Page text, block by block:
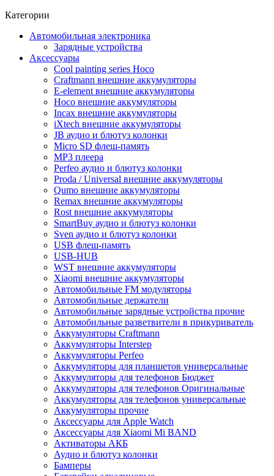
Категории
Автомобильная электроника
Зарядные устройства
Аксессуары
Cool painting series Hoco
Craftmann внешние аккумуляторы
E-element внешние аккумуляторы
Hoco внешние аккумуляторы
Incax внешние аккумуляторы
iXtech внешние аккумуляторы
JB аудио и блютуз колонки
Micro SD флеш-память
MP3 плеера
Perfeo аудио и блютуз колонки
Proda / Universal внешние аккумуляторы
Qumo внешние аккумуляторы
Remax внешние аккумуляторы
Rost внешние аккумуляторы
SmartBuy аудио и блютуз колонки
Sven аудио и блютуз колонки
USB флеш-память
USB-HUB
WST внешние аккумуляторы
Xiaomi внешние аккумуляторы
Автомобильные FM модуляторы
Автомобильные держатели
Автомобильные зарядные устройства прочие
Автомобильные разветвители в прикуриватель
Аккумуляторы Craftmann
Аккумуляторы Interstep
Аккумуляторы Perfeo
Аккумуляторы для планшетов универсальные
Аккумуляторы для телефонов Бюджет
Аккумуляторы для телефонов Оригинальные
Аккумуляторы для телефонов универсальные
Аккумуляторы прочие
Аксессуары для Apple Watch
Аксессуары для Xiaomi Mi BAND
Активаторы АКБ
Аудио и блютуз колонки
Бамперы